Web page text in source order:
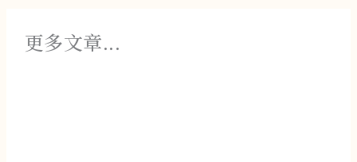
更多文章...